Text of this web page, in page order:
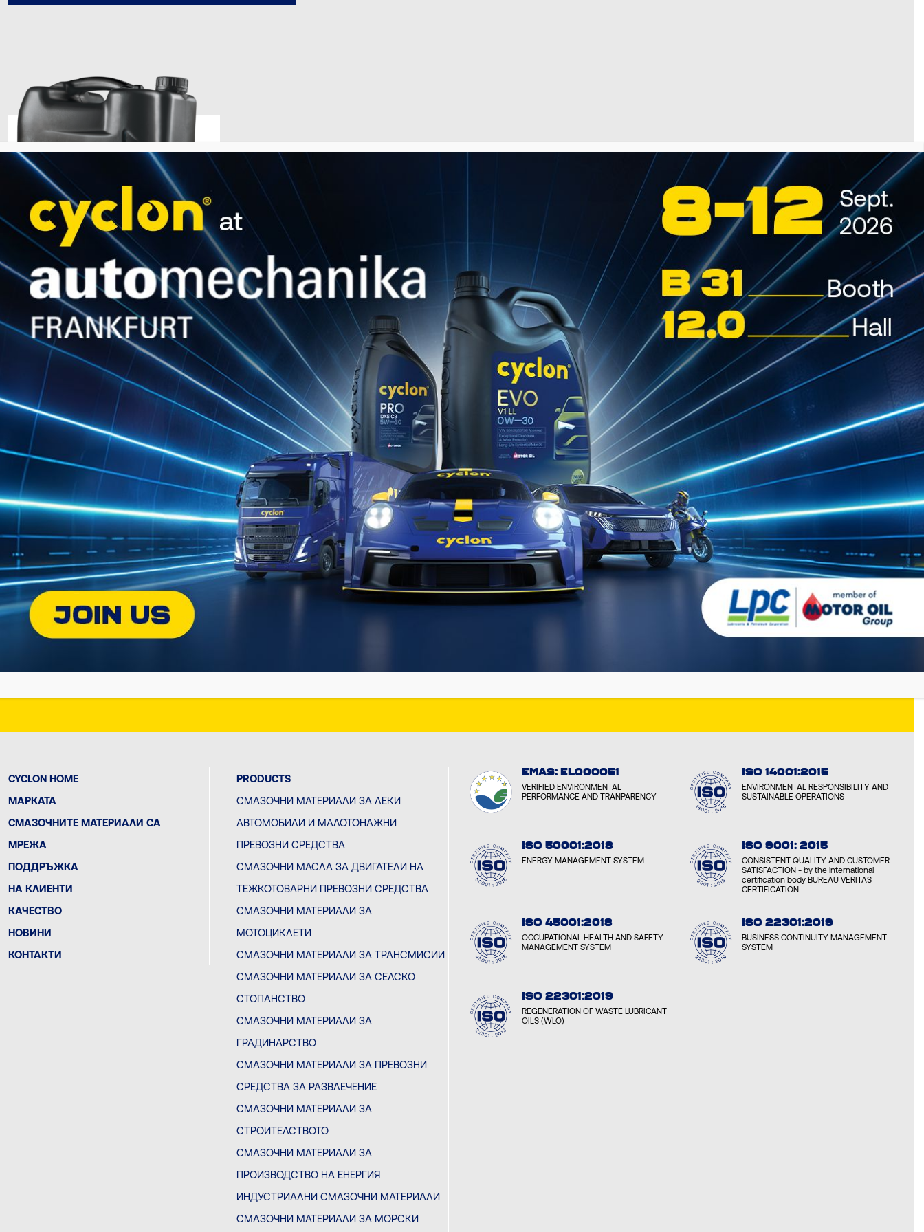
Jul 12, 2022
ELECTRO
CYCLON HOME
МАРКАТА
СМАЗОЧНИТЕ МАТЕРИАЛИ СА
МРЕЖА
ПОДДРЪЖКА
НА КЛИЕНТИ
КАЧЕСТВО
НОВИНИ
КОНТАКТИ
PRODUCTS
СМАЗОЧНИ МАТЕРИАЛИ ЗА ЛЕКИ
АВТОМОБИЛИ И МАЛОТОНАЖНИ
ПРЕВОЗНИ СРЕДСТВА
СМАЗОЧНИ МАСЛА ЗА ДВИГАТЕЛИ НА
ТЕЖКОТОВАРНИ ПРЕВОЗНИ СРЕДСТВА
СМАЗОЧНИ МАТЕРИАЛИ ЗА
МОТОЦИКЛЕТИ
СМАЗОЧНИ МАТЕРИАЛИ ЗА ТРАНСМИСИИ
СМАЗОЧНИ МАТЕРИАЛИ ЗА СЕЛСКО
СТОПАНСТВО
СМАЗОЧНИ МАТЕРИАЛИ ЗА
ГРАДИНАРСТВО
СМАЗОЧНИ МАТЕРИАЛИ ЗА ПРЕВОЗНИ
СРЕДСТВА ЗА РАЗВЛЕЧЕНИЕ
СМАЗОЧНИ МАТЕРИАЛИ ЗА
СТРОИТЕЛСТВОТО
СМАЗОЧНИ МАТЕРИАЛИ ЗА
ПРОИЗВОДСТВО НА ЕНЕРГИЯ
ИНДУСТРИАЛНИ СМАЗОЧНИ МАТЕРИАЛИ
СМАЗОЧНИ МАТЕРИАЛИ ЗА МОРСКИ
EMAS: EL000051
VERIFIED ENVIRONMENTAL
PERFORMANCE AND TRANPARENCY
ISO 14001:2015
ENVIRONMENTAL RESPONSIBILITY AND
SUSTAINABLE OPERATIONS
ISO 50001:2018
ENERGY MANAGEMENT SYSTEM
ISO 9001: 2015
CONSISTENT QUALITY AND CUSTOMER
SATISFACTION - by the international
certification body BUREAU VERITAS
CERTIFICATION
ISO 45001:2018
OCCUPATIONAL HEALTH AND SAFETY
MANAGEMENT SYSTEM
ISO 22301:2019
BUSINESS CONTINUITY MANAGEMENT
SYSTEM
ISO 22301:2019
REGENERATION OF WASTE LUBRICANT
OILS (WLO)